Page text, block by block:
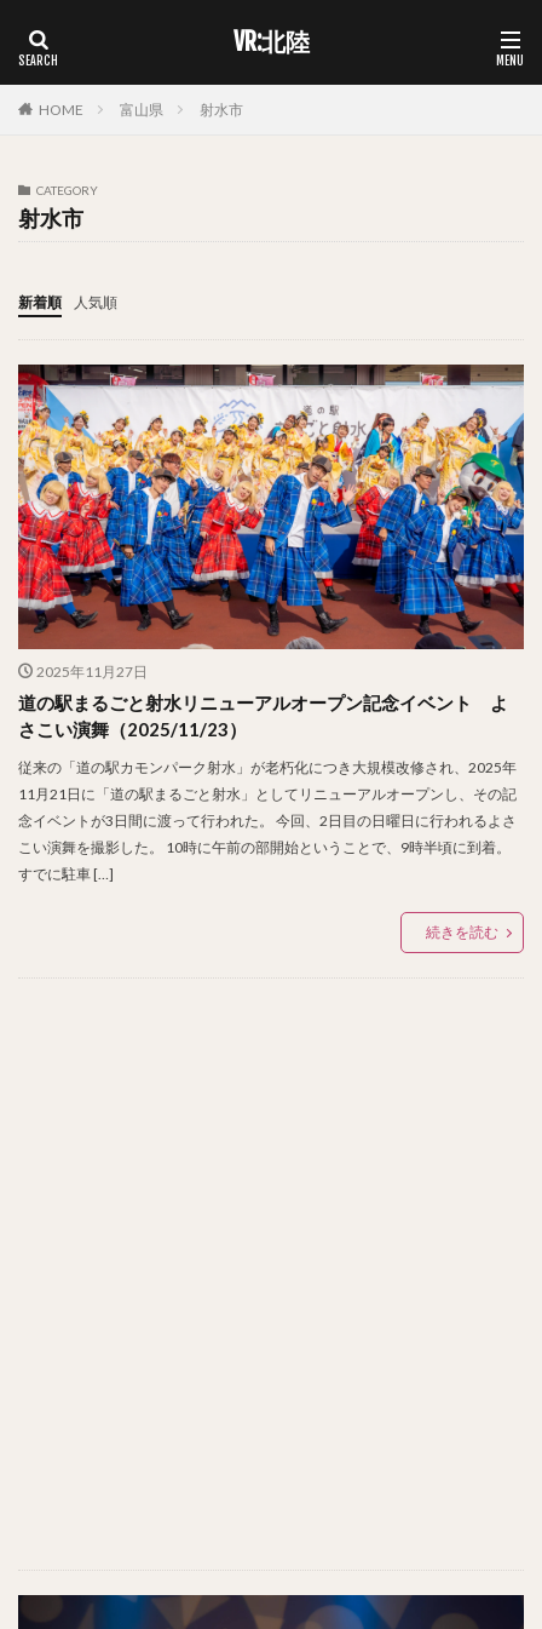
VR:北陸
HOME 富山県 射水市
CATEGORY
射水市
新着順 人気順
2025年11月27日
道の駅まるごと射水リニューアルオープン記念イベント よ
さこい演舞（2025/11/23）
従来の「道の駅カモンパーク射水」が老朽化につき大規模改修され、2025年
11月21日に「道の駅まるごと射水」としてリニューアルオープンし、その記
念イベントが3日間に渡って行われた。 今回、2日目の日曜日に行われるよさ
こい演舞を撮影した。 10時に午前の部開始ということで、9時半頃に到着。
すでに駐車 […]
続きを読む